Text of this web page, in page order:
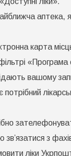
аптека,
карта
«Програма
вашому
з
ліки